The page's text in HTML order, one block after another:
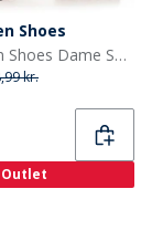
Shoes
Copenhagen Shoes Dame Shoelovers Sorte Støvler 0001 Black
kr.
Outlet